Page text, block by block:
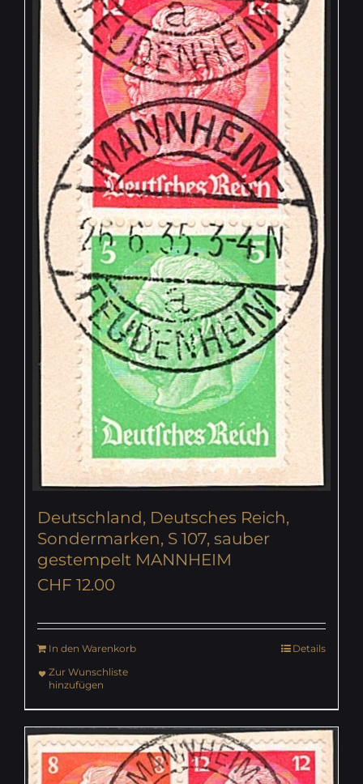
Deutschland, Deutsches Reich,
Sondermarken, S 107, sauber
gestempelt MANNHEIM
CHF 12.00
In den Warenkorb
Details
Zur Wunschliste
hinzufügen